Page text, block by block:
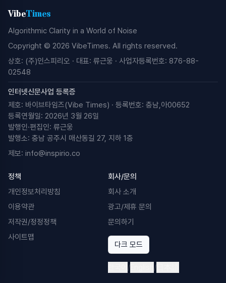
VibeTimes
Algorithmic Clarity in a World of Noise
Copyright © 2026 VibeTimes. All rights reserved.
상호: (주)인스피리오 · 대표: 류근웅 · 사업자등록번호: 876-88-
02548
인터넷신문사업 등록증
제호: 바이브타임즈(Vibe Times) · 등록번호: 충남,아00652
등록연월일: 2026년 3월 26일
발행인·편집인: 류근웅
발행소: 충남 공주시 매산동길 27, 지하 1층
제보: info@inspirio.co
정책
개인정보처리방침
이용약관
저작권/정정정책
사이트맵
회사/문의
회사 소개
광고/제휴 문의
문의하기
다크 모드
/ /